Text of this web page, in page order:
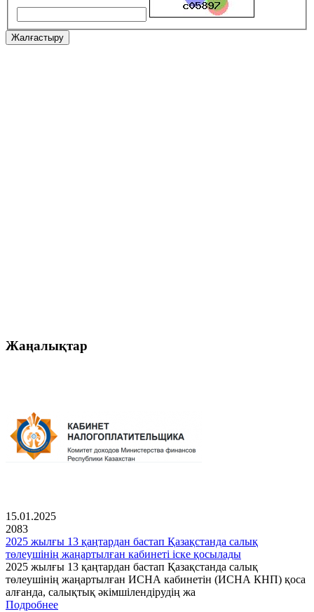
Жалғастыру
Жаңалықтар
15.01.2025
2083
2025 жылғы 13 қаңтардан бастап Қазақстанда салық
төлеушінің жаңартылған кабинеті іске қосылады
2025 жылғы 13 қаңтардан бастап Қазақстанда салық
төлеушінің жаңартылған ИСНА кабинетін (ИСНА КНП) қоса
алғанда, салықтық әкімшілендірудің жа
Подробнее